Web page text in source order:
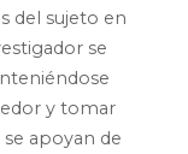
del sujeto en
se
y tomar
apoyan de